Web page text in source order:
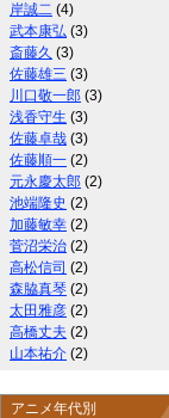
岸誠二 (4)
武本康弘 (3)
斎藤久 (3)
佐藤雄三 (3)
川口敬一郎 (3)
浅香守生 (3)
佐藤卓哉 (3)
佐藤順一 (2)
元永慶太郎 (2)
池端隆史 (2)
加藤敏幸 (2)
菅沼栄治 (2)
高松信司 (2)
森脇真琴 (2)
太田雅彦 (2)
高橋丈夫 (2)
山本祐介 (2)
アニメ年代別